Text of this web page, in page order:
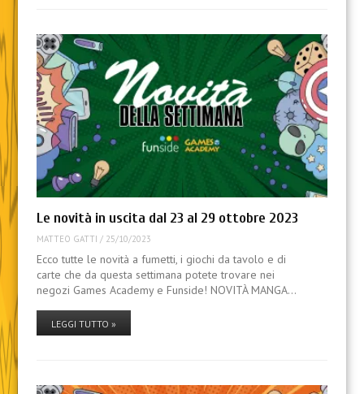
Le novità in uscita dal 23 al 29 ottobre 2023
MATTEO GATTI / 25/10/2023
Ecco tutte le novità a fumetti, i giochi da tavolo e di
carte che da questa settimana potete trovare nei
negozi Games Academy e Funside! NOVITÀ MANGA…
LEGGI TUTTO »